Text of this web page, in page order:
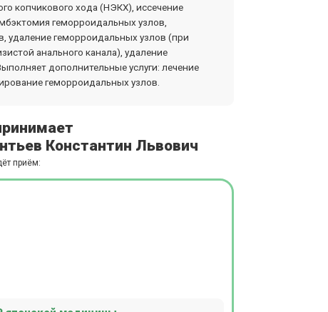
копчикового хода (НЭКХ), иссечение
геморроидальных узлов,
удаление геморроидальных узлов (при
анального канала), удаление
дополнительные услуги: лечение
геморроидальных узлов.
Константин Львович
приём: